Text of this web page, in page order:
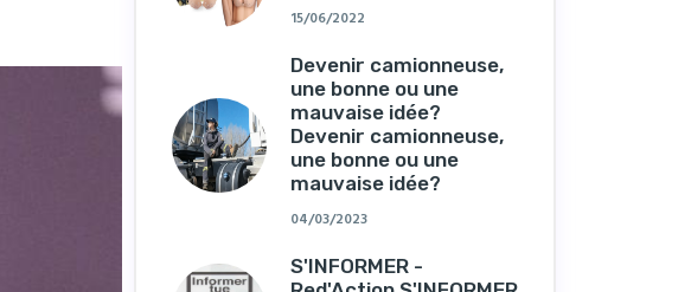
15/06/2022
Devenir camionneuse,
une bonne ou une
mauvaise idée?
Devenir camionneuse,
une bonne ou une
mauvaise idée?
04/03/2023
S'INFORMER -